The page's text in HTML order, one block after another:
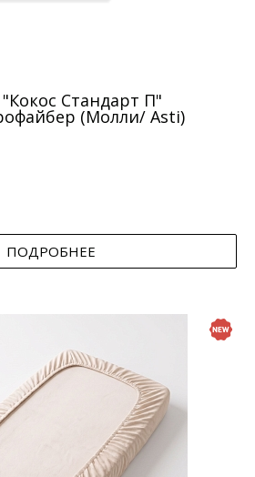
Стандарт П"
(Молли/ Asti)
ПОДРОБНЕЕ